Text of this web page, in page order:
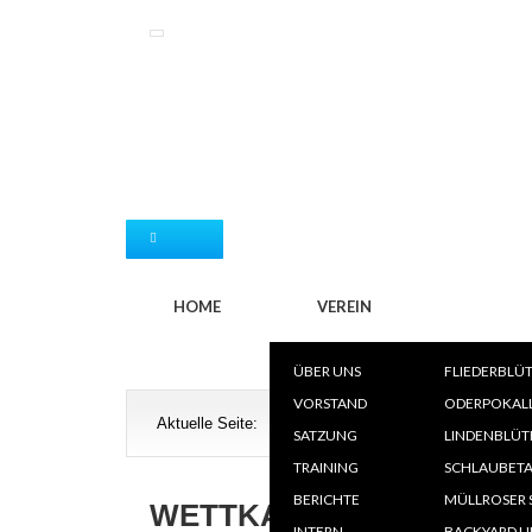
HOME VEREIN
ÜBER UNS
VORSTAND
SATZUNG
TRAINING
BERICHTE
MÜLLROSER
Aktuelle Seite:
WETTKAMPFKALENDER